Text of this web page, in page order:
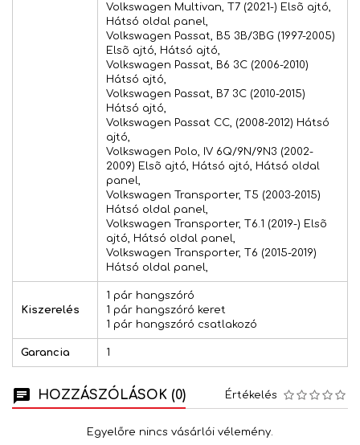
Volkswagen Multivan, T7 (2021-) Elsõ ajtó,
Hátsó oldal panel,
Volkswagen Passat, B5 3B/3BG (1997-2005)
Elsõ ajtó, Hátsó ajtó,
Volkswagen Passat, B6 3C (2006-2010)
Hátsó ajtó,
Volkswagen Passat, B7 3C (2010-2015)
Hátsó ajtó,
Volkswagen Passat CC, (2008-2012) Hátsó
ajtó,
Volkswagen Polo, IV 6Q/9N/9N3 (2002-
2009) Elsõ ajtó, Hátsó ajtó, Hátsó oldal
panel,
Volkswagen Transporter, T5 (2003-2015)
Hátsó oldal panel,
Volkswagen Transporter, T6.1 (2019-) Elsõ
ajtó, Hátsó oldal panel,
Volkswagen Transporter, T6 (2015-2019)
Hátsó oldal panel,
Kiszerelés
1 pár hangszóró
1 pár hangszóró keret
1 pár hangszóró csatlakozó
Garancia 1
HOZZÁSZÓLÁSOK (0) Értékelés
Egyelőre nincs vásárlói vélemény.